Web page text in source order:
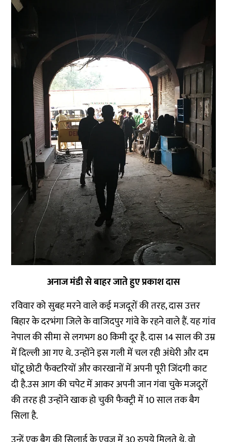
अनाज मंडी से बाहर जाते हुए प्रकाश दास
रविवार को सुबह मरने वाले कई मजदूरों की तरह, दास उत्तर
बिहार के दरभंगा जिले के वाजिदपुर गांवे के रहने वाले हैं. यह गांव
नेपाल की सीमा से लगभग 80 किमी दूर है. दास 14 साल की उम्र
में दिल्ली आ गए थे. उन्होंने इस गली में चल रही अंधेरी और दम
घोंटू छोटी फैक्टरियों और कारखानों में अपनी पूरी जिंदगी काट
दी है.उस आग की चपेट में आकर अपनी जान गंवा चुके मजदूरों
की तरह ही उन्होंने खाक हो चुकी फैक्ट्री में 10 साल तक बैग
सिला है.